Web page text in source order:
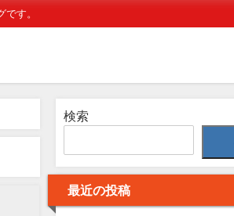
す。
検索
最近の投稿